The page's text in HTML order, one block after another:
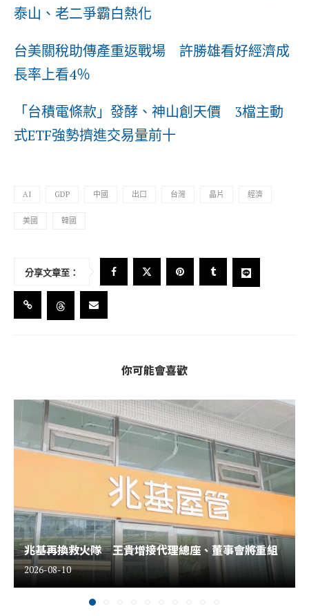
泰山、老二爭霸白熱化
台美關稅助傳產重返戰場 許勝雄看好經濟成
長率上看4％
「台積電條款」發酵、神山創天價 3檔主動
式ETF強勢擠進交易量前十
AI GDP 中國 出口 台灣 晶片 經濟
美國 韓國
分享文章至：
你可能會喜歡
兆基再換救火隊 王貴增接代理總座、董事會將重組
2026-08-10